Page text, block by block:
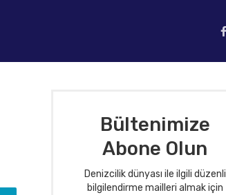
Bültenimize
Abone Olun
Denizcilik dünyası ile ilgili düzenli
bilgilendirme mailleri almak için